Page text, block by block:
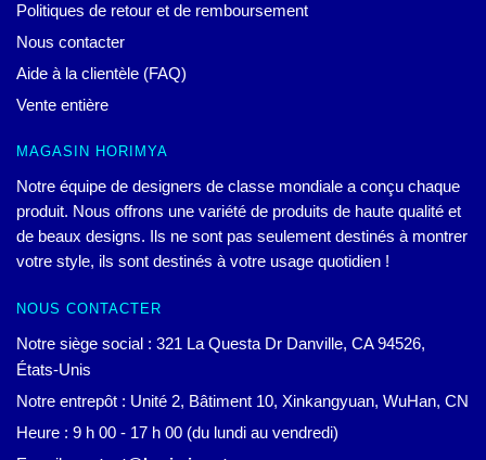
Politiques de retour et de remboursement
Nous contacter
Aide à la clientèle (FAQ)
Vente entière
MAGASIN HORIMYA
Notre équipe de designers de classe mondiale a conçu chaque
produit. Nous offrons une variété de produits de haute qualité et
de beaux designs. Ils ne sont pas seulement destinés à montrer
votre style, ils sont destinés à votre usage quotidien !
NOUS CONTACTER
Notre siège social : 321 La Questa Dr Danville, CA 94526,
États-Unis
Notre entrepôt : Unité 2, Bâtiment 10, Xinkangyuan, WuHan, CN
Heure : 9 h 00 - 17 h 00 (du lundi au vendredi)